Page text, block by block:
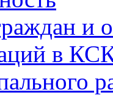
и
в